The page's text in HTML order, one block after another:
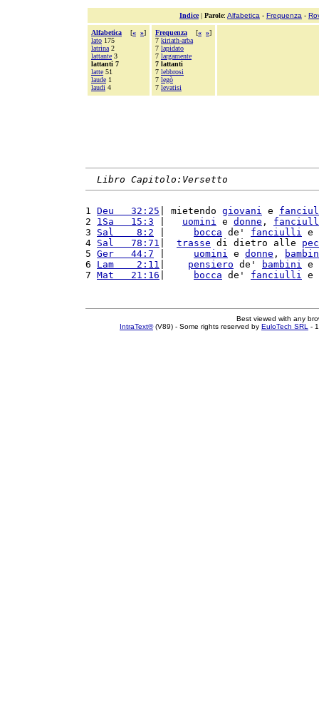
Indice| Parole: Alfabetica - Frequenza -
Alfabetica [« »]
lato 175
latrina 2
lattante 3
lattanti 7
latte 51
laude 1
laudi 4
Frequenza [« »]
7 kiriath-arba
7 lapidato
7 largamente
7 lattanti
7 lebbrosi
7 legò
7 levatisi
Libro Capitolo:Versetto
1 Deu   32:25 | mietendo giovani e
2 1Sa   15:3 uomini e donne ,
3 Sal    8:2 bocca de' fanciulli e
4 Sal   78:71 trasse di dietro alle
5 Ger   44:7 uomini e donne ,
6 Lam    2:11 pensiero de' bambini e
7 Mat   21:16 bocca de' fanciulli e
Best viewed with any
IntraText®(V89) - Some rights reserved by EuloTech SRL -